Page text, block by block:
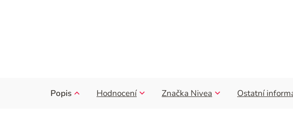
Popis Hodnocení Značka Nivea Ostatní